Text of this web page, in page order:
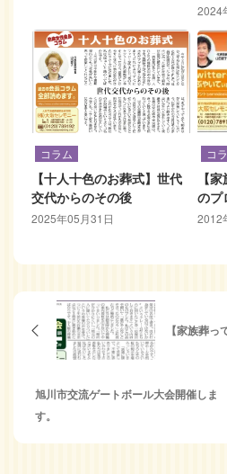
2024
コラム
【十人十色のお葬式】世代
交代からのその後
2025年05月31日
コ
【
のプ
2012
【家族葬
旭川市交流ゲートボール大会開催しま
す。